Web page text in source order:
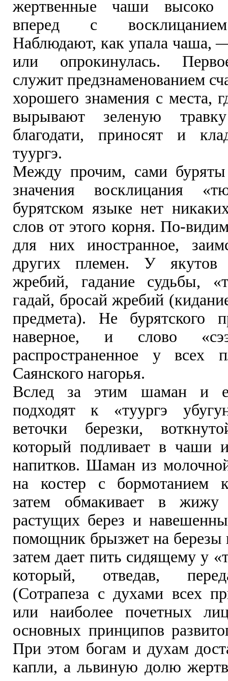
жертвенные чаши высоко
вперед с
Наблюдают, как упала чаша,
или опрокинулась.
служит предзнаменованием
хорошего знамения с места,
вырывают зеленую
благодати, приносят и
туургэ.
Между прочим, сами
значения восклицания
бурятском языке нет
слов от этого корня. По-
для них иностранное,
других племен. У
жребий, гадание судьбы,
гадай, бросай жребий
предмета). Не бурятского
наверное, и слово
распространенное у всех
Саянского нагорья.
Вслед за этим шаман и
подходят к «туургэ
веточки березки,
который подливает в чаши
напитков. Шаман из
на костер с бормотанием
затем обмакивает в
растущих берез и
помощник брызжет на березы
затем дает пить сидящему у
который, отведав,
(Сотрапеза с духами всех
или наиболее почетных
основных принципов
При этом богам и духам
капли, а львиную долю